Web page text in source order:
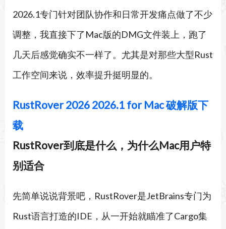
2026.1专门针对团队协作和日常开发痛点做了不少
调整，我直接下了Mac版的DMG文件装上，跑了
几天后感觉确实不一样了。尤其是对那些大型Rust
工作空间来说，效率提升挺明显的。
RustRover 2026 2026.1 for Mac 破解版下
载
RustRover到底是什么，为什么Mac用户特
别适合
先简单说说背景吧，RustRover是JetBrains专门为
Rust语言打造的IDE，从一开始就瞄准了Cargo集